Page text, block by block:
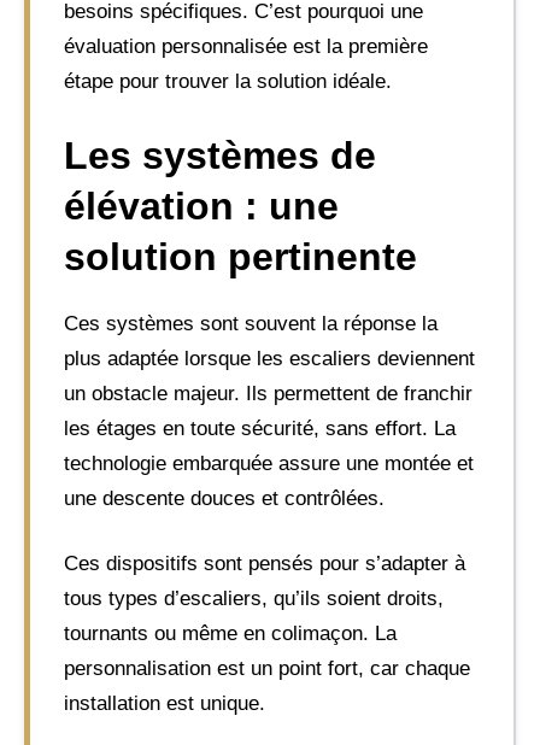
besoins spécifiques. C’est pourquoi une
évaluation personnalisée est la première
étape pour trouver la solution idéale.
Les systèmes de
élévation : une
solution pertinente
Ces systèmes sont souvent la réponse la
plus adaptée lorsque les escaliers deviennent
un obstacle majeur. Ils permettent de franchir
les étages en toute sécurité, sans effort. La
technologie embarquée assure une montée et
une descente douces et contrôlées.
Ces dispositifs sont pensés pour s’adapter à
tous types d’escaliers, qu’ils soient droits,
tournants ou même en colimaçon. La
personnalisation est un point fort, car chaque
installation est unique.